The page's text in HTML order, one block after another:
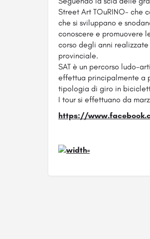
Street Art TOuRINO- che
che si sviluppano e
conoscere e promuovere
corso degli anni
provinciale.
SAT è un percorso ludo-
effettua principalmente a
tipologia di giro in
I tour si effettuano da
https://